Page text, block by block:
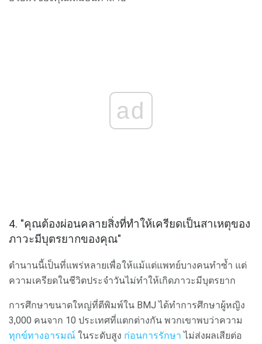
ad
4. "คุณต้องผ่อนคลายสิ่งที่ทำให้เครียดเป็นสาเหตุของ
ภาวะมีบุตรยากของคุณ"
ตำนานนี้เป็นที่แพร่หลายเพื่อให้แม้แต่แพทย์บางคนทำซ้ำ แต่
ความเครียดในชีวิตประจำวันไม่ทำให้เกิดภาวะมีบุตรยาก
การศึกษาขนาดใหญ่ที่ตีพิมพ์ใน BMJ ได้ทำการศึกษาผู้หญิง
3,000 คนจาก 10 ประเทศที่แตกต่างกัน พวกเขาพบว่าความ
ทุกข์ทางอารมณ์ ในระดับสูง ก่อนการรักษา ไม่ส่งผลเสียต่อ